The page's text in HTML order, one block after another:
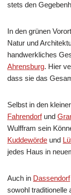
stets den
In den grünen
Natur und
handwerkliches
Ahrensburg. Hier
dass sie das
Selbst in den
Fahrendorfund
Wulffram sein
Kuddewörde und
jedes Haus in
Auch in Dassendorf
sowohl traditionelle